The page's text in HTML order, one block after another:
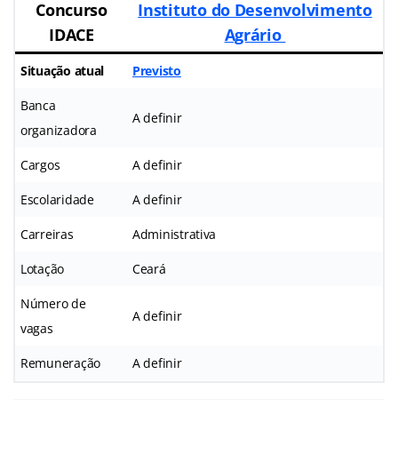
Concurso
IDACE
Instituto do Desenvolvimento
Agrário
Situação atual Previsto
Banca
organizadora
A definir
Cargos A definir
Escolaridade A definir
Carreiras Administrativa
Lotação Ceará
Número de
vagas
A definir
Remuneração A definir